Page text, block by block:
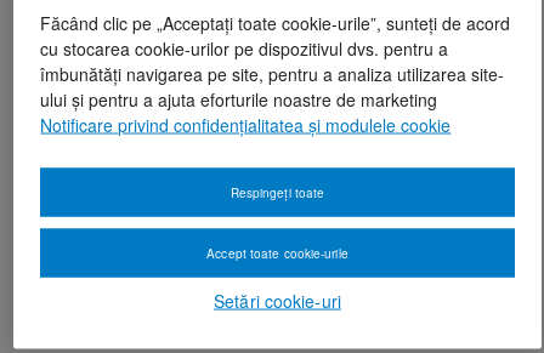
Făcând clic pe „Acceptați toate cookie-urile”, sunteți de acord
cu stocarea cookie-urilor pe dispozitivul dvs. pentru a
îmbunătăți navigarea pe site, pentru a analiza utilizarea site-
ului și pentru a ajuta eforturile noastre de marketing
Notificare privind confidențialitatea și modulele cookie
Setări cookie-uri
Respingeți toate
Accept toate cookie-urile